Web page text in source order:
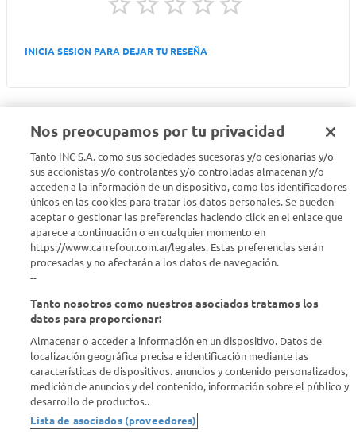
INICIA SESION PARA DEJAR TU RESEÑA
Seguinos en :
Estamos para ayudarte
¿Tenés una consulta? Comunicate con nosotrosacá
Descubrí Carrefour
Conocenos
Info útil
Comprá Online
Nos preocupamos por tu privacidad
Tanto INC S.A. como sus sociedades sucesoras y/o cesionarias y/o
sus accionistas y/o controlantes y/o controladas almacenan y/o
acceden a la información de un dispositivo, como los identificadores
únicos en las cookies para tratar los datos personales. Se pueden
aceptar o gestionar las preferencias haciendo click en el enlace que
aparece a continuación o en cualquier momento en
https://www.carrefour.com.ar/legales. Estas preferencias serán
procesadas y no afectarán a los datos de navegación.
--
Tanto nosotros como nuestros asociados tratamos los
datos para proporcionar:
Almacenar o acceder a información en un dispositivo. Datos de
localización geográfica precisa e identificación mediante las
características de dispositivos. anuncios y contenido personalizados,
medición de anuncios y del contenido, información sobre el público y
desarrollo de productos..
Lista de asociados (proveedores)